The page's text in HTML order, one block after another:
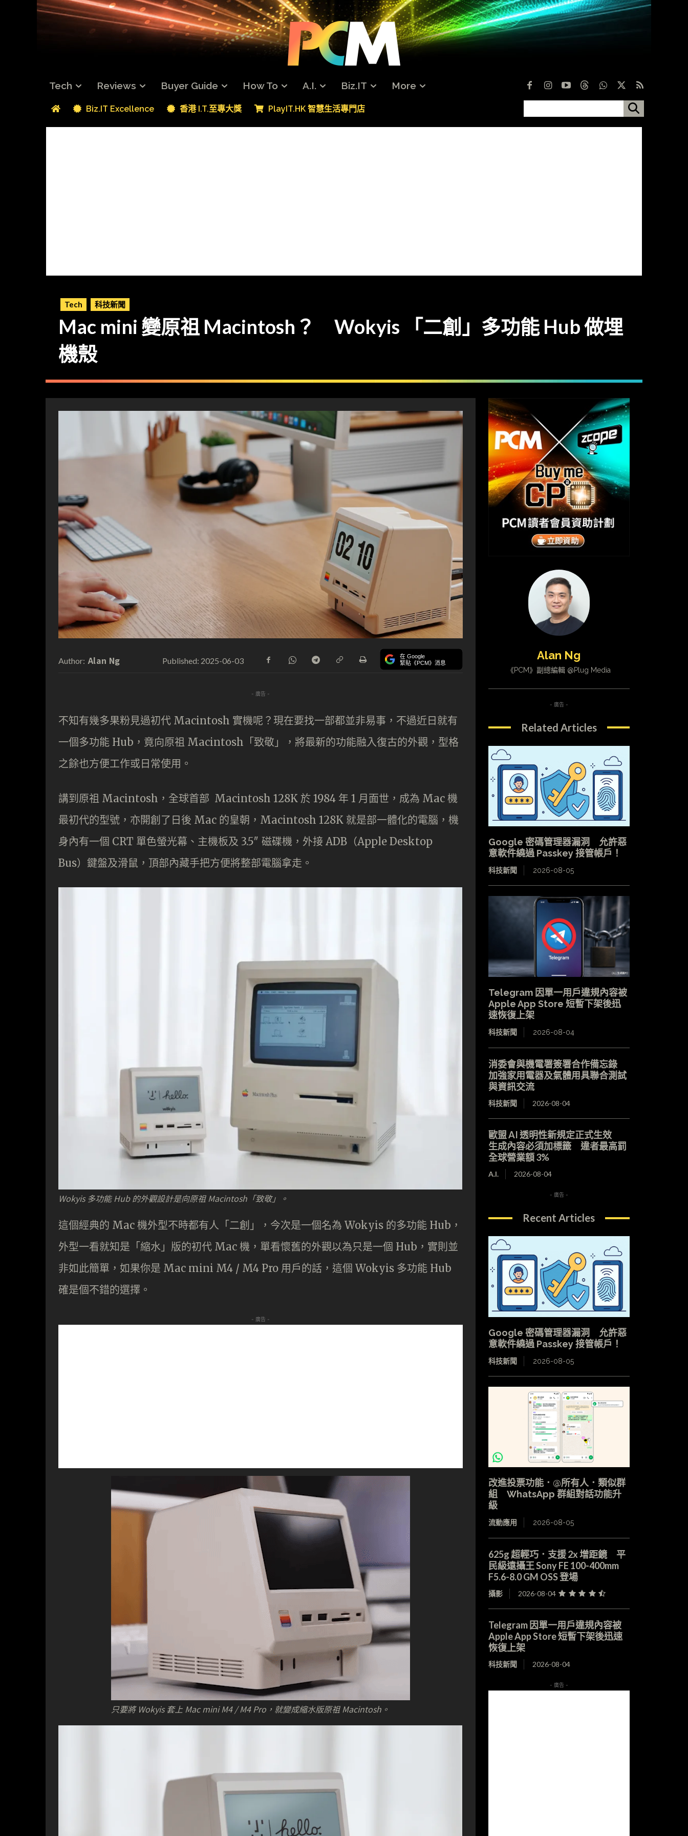
Tech Reviews Buyer Guide How To A.I. Biz.IT More
Biz.IT Excellence 香港 I.T.至專大獎 PlayIT.HK 智慧生活專門店
Tech 科技新聞
Mac mini 變原祖 Macintosh？ Wokyis 「二創」多功能 Hub 做埋
機殼
Author: Alan Ng Published: 2025-06-03 在 Google
緊貼《PCM》消息
- 廣告 -
不知有幾多果粉見過初代 Macintosh 實機呢？現在要找一部都並非易事，不過近日就有
一個多功能 Hub，竟向原祖 Macintosh「致敬」，將最新的功能融入復古的外觀，型格
之餘也方便工作或日常使用。
講到原祖 Macintosh，全球首部 Macintosh 128K 於 1984 年 1 月面世，成為 Mac 機
最初代的型號，亦開創了日後 Mac 的皇朝，Macintosh 128K 就是部一體化的電腦，機
身內有一個 CRT 單色螢光幕、主機板及 3.5″ 磁碟機，外接 ADB（Apple Desktop
Bus）鍵盤及滑鼠，頂部內藏手把方便將整部電腦拿走。
Wokyis 多功能 Hub 的外觀設計是向原祖 Macintosh「致敬」。
這個經典的 Mac 機外型不時都有人「二創」，今次是一個名為 Wokyis 的多功能 Hub，
外型一看就知是「縮水」版的初代 Mac 機，單看懷舊的外觀以為只是一個 Hub，實則並
非如此簡單，如果你是 Mac mini M4 / M4 Pro 用戶的話，這個 Wokyis 多功能 Hub
確是個不錯的選擇。
- 廣告 -
只要將 Wokyis 套上 Mac mini M4 / M4 Pro，就變成縮水版原祖 Macintosh。
Alan Ng
《PCM》副總編輯 @Plug Media
- 廣告 -
Related Articles
Google 密碼管理器漏洞 允許惡
意軟件繞過 Passkey 接管帳戶！
科技新聞 2026-08-05
Telegram 因單一用戶違規內容被
Apple App Store 短暫下架後迅
速恢復上架
科技新聞 2026-08-04
消委會與機電署簽署合作備忘錄
加強家用電器及氣體用具聯合測試
與資訊交流
科技新聞 2026-08-04
歐盟 AI 透明性新規定正式生效
生成內容必須加標籤 違者最高罰
全球營業額 3%
A.I. 2026-08-04
- 廣告 -
Recent Articles
Google 密碼管理器漏洞 允許惡
意軟件繞過 Passkey 接管帳戶！
科技新聞 2026-08-05
改進投票功能．@所有人．類似群
組 WhatsApp 群組對話功能升
級
流動應用 2026-08-05
625g 超輕巧．支援 2x 增距鏡 平
民級遠攝王 Sony FE 100-400mm
F5.6-8.0 GM OSS 登場
攝影 2026-08-04
Telegram 因單一用戶違規內容被
Apple App Store 短暫下架後迅速
恢復上架
科技新聞 2026-08-04
- 廣告 -